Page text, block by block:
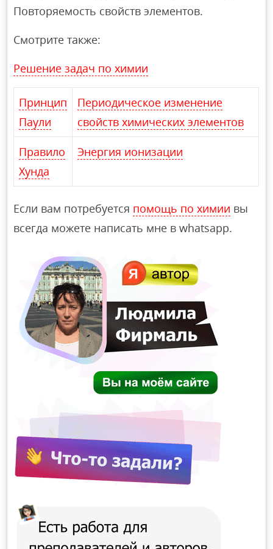
Повторяемость свойств элементов.
Смотрите также:
Решение задач по химии
Принцип
Паули
Периодическое изменение
свойств химических элементов
Правило
Хунда
Энергия ионизации
Если вам потребуется помощь по химии вы
всегда можете написать мне в whatsapp.